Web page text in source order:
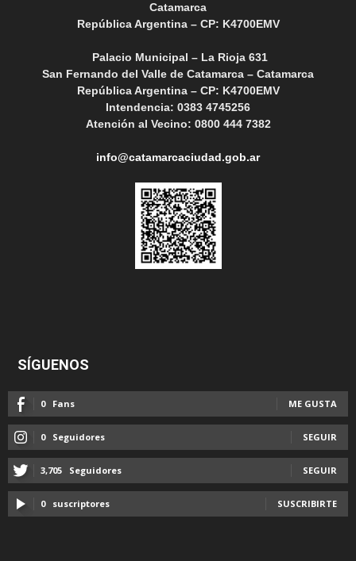
Catamarca
República Argentina – CP: K4700EMV
Palacio Municipal – La Rioja 631
San Fernando del Valle de Catamarca – Catamarca
República Argentina – CP: K4700EMV
Intendencia: 0383 4745256
Atención al Vecino: 0800 444 7382
info@catamarcaciudad.gob.ar
SÍGUENOS
0 Fans ME GUSTA
0 Seguidores SEGUIR
3,705 Seguidores SEGUIR
0 suscriptores SUSCRIBIRTE